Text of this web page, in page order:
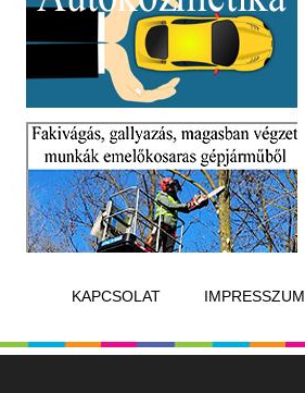
KAPCSOLAT IMPRESSZUM